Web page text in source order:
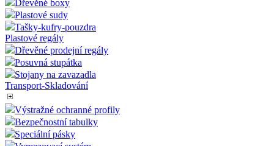
Promostolky - Pulty
Podlahové značení
Klecové vozíky a rollkontejnery
Výstražné ochranné profily
Dřevěné boxy
Tašky-kufry-pouzdra
Plastové regály
Dřevěné prodejní regály